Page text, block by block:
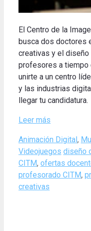
El Centro de la
busca dos doctores
creativas y el
profesores a tiempo
unirte a un centro
y las industrias
llegar tu candidatura.
Leer más
Categories
Animación Digital,
Videojuegos Tags
diseño
CITM, ofertas
profesorado CITM,
creativas